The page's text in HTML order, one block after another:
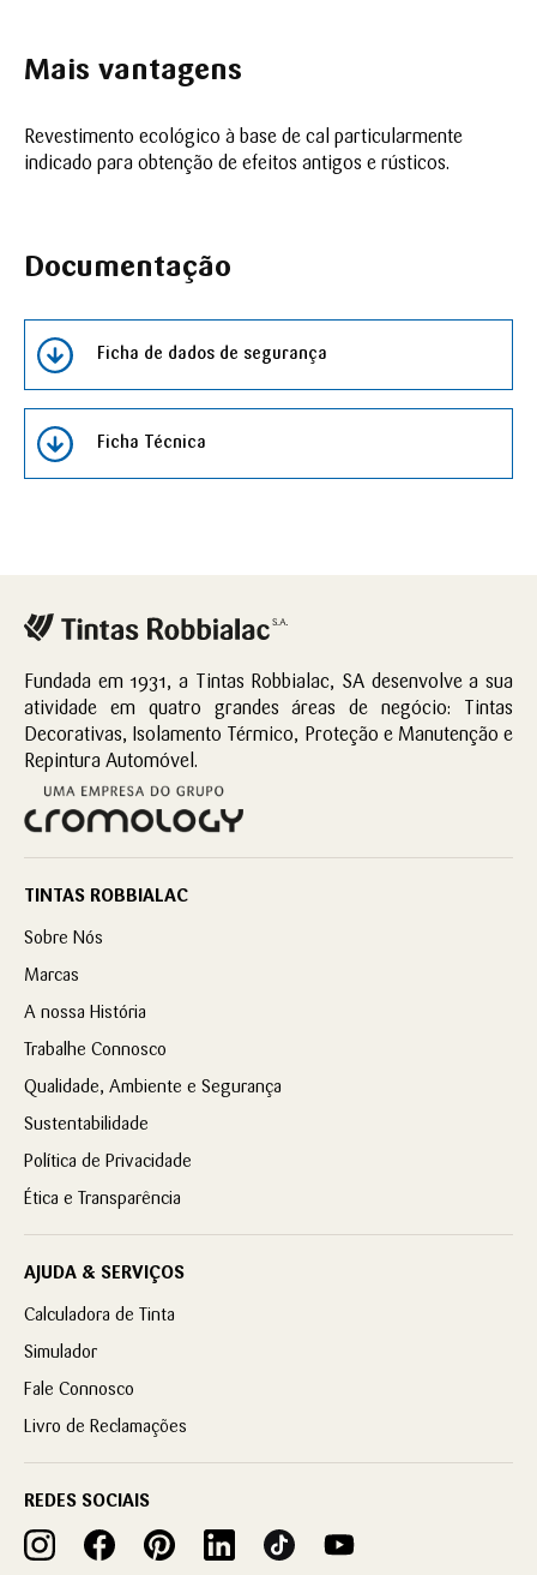
Mais vantagens
Revestimento ecológico à base de cal particularmente
indicado para obtenção de efeitos antigos e rústicos.
Documentação
Ficha de dados de segurança
Ficha Técnica
Fundada em 1931, a Tintas Robbialac, SA desenvolve a sua
atividade em quatro grandes áreas de negócio: Tintas
Decorativas, Isolamento Térmico, Proteção e Manutenção e
Repintura Automóvel.
TINTAS ROBBIALAC
Sobre Nós
Marcas
A nossa História
Trabalhe Connosco
Qualidade, Ambiente e Segurança
Sustentabilidade
Política de Privacidade
Ética e Transparência
AJUDA & SERVIÇOS
Calculadora de Tinta
Simulador
Fale Connosco
Livro de Reclamações
REDES SOCIAIS